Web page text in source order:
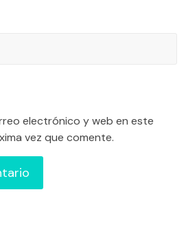
electrónico y web en este
vez que comente.